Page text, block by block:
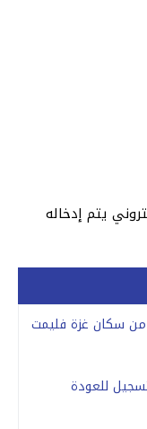
يتم إدخاله
سكان غزة فليمت
للعودة